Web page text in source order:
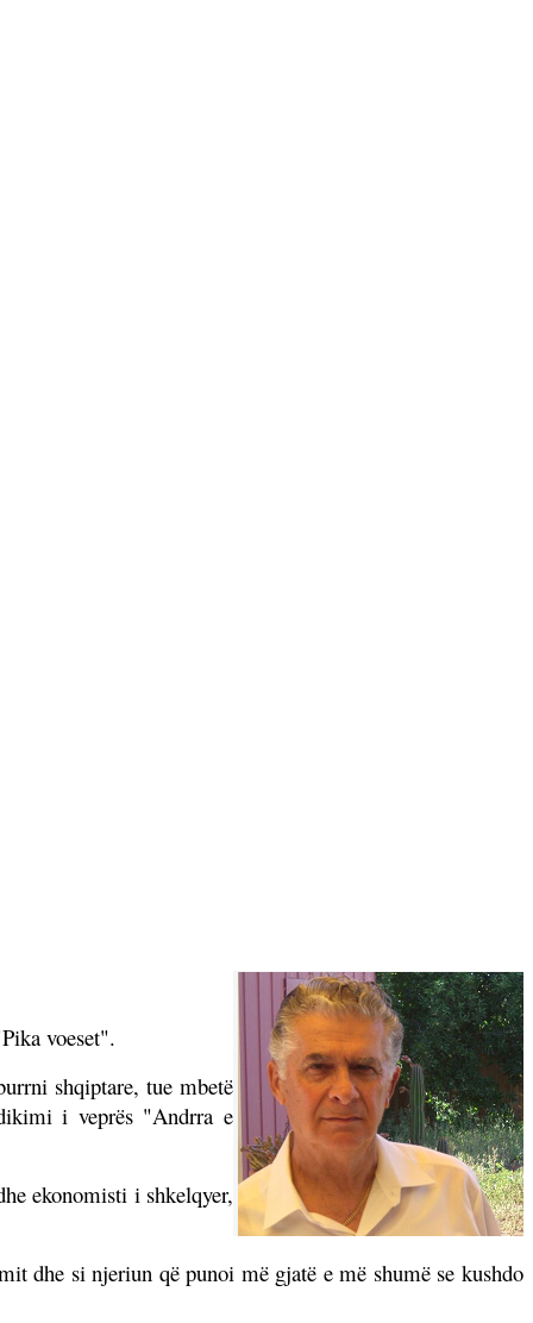
voeset".
shqiptare, tue mbetë
i veprës "Andrra e
ekonomisti i shkelqyer,
dhe si njeriun që punoi më gjatë e më shumë se kushdo